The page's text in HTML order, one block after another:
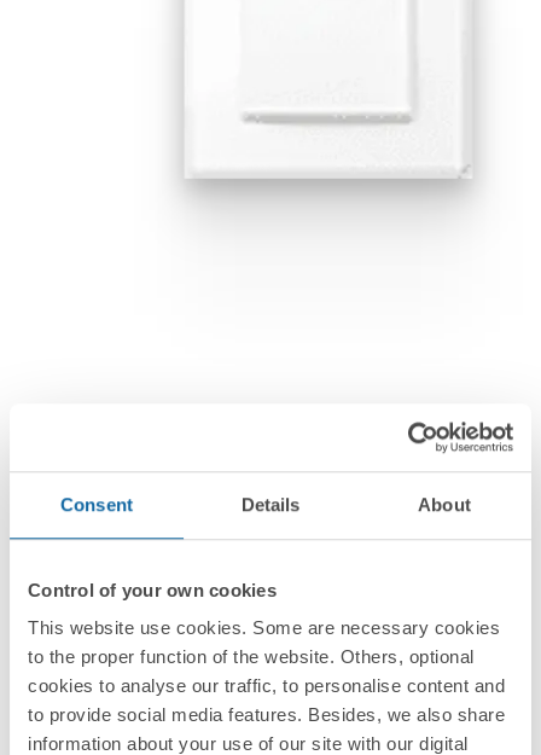
Consent Details About
Control of your own cookies
This website use cookies. Some are necessary cookies
to the proper function of the website. Others, optional
cookies to analyse our traffic, to personalise content and
to provide social media features. Besides, we also share
information about your use of our site with our digital
Электроустановочные изделия
Simon 24 Harmonie
Дизайн в идеальном равновесии.